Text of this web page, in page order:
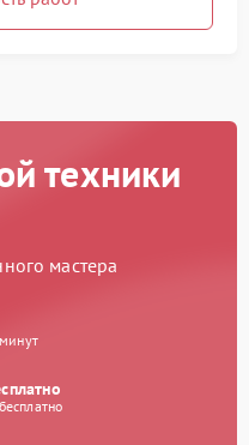
техники
мастера